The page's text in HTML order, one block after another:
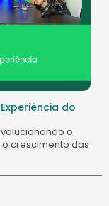
do
o
crescimento das